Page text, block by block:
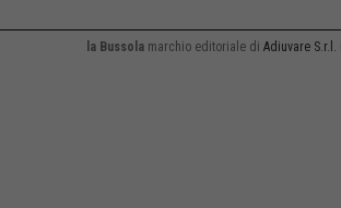
la Bussolamarchio editoriale di Adiuvare S.r.l.